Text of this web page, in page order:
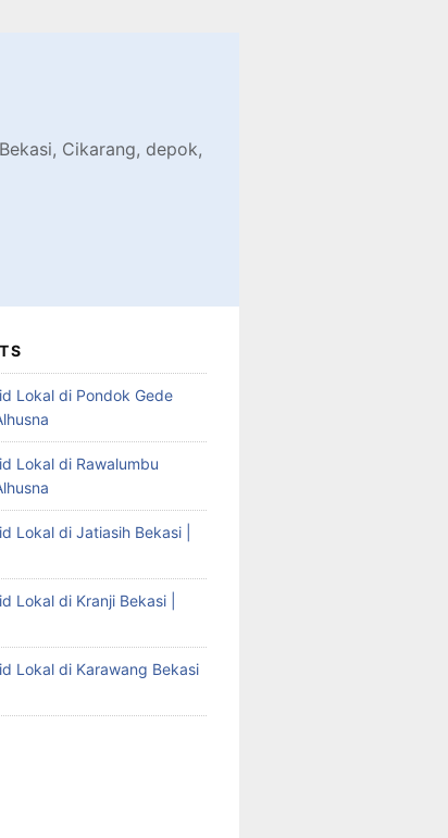
Cikarang, depok,
Lokal di Pondok Gede
Lokal di Rawalumbu
Lokal di Jatiasih Bekasi |
Lokal di Kranji Bekasi |
Lokal di Karawang Bekasi